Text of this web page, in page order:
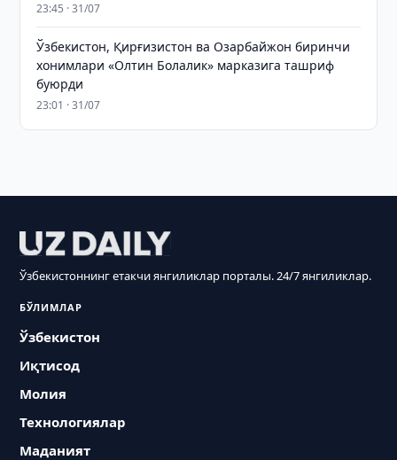
23:45 · 31/07
Ўзбекистон, Қирғизистон ва Озарбайжон биринчи
хонимлари «Олтин Болалик» марказига ташриф
буюрди
23:01 · 31/07
Ўзбекистоннинг етакчи янгиликлар порталы. 24/7 янгиликлар.
БЎЛИМЛАР
Ўзбекистон
Иқтисод
Молия
Технологиялар
Маданият